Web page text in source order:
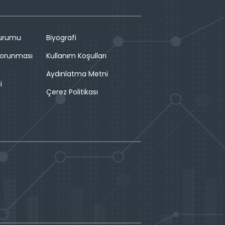
Biyografi
Kullanım Koşulları
Aydınlatma Metni
Çerez Politikası